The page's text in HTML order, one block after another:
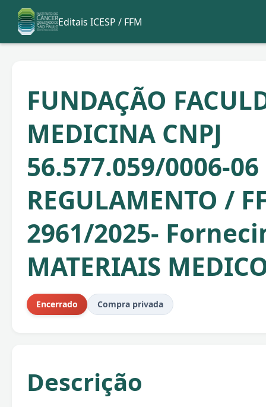
Editais ICESP / FFM
FUNDAÇÃO
MEDICINA CNPJ
56.577.059/0006-06
REGULAMENTO /
2961/2025-
MATERIAIS
Encerrado Compra privada
Descrição